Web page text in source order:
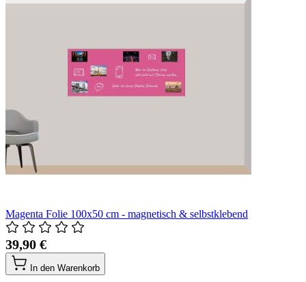
Magenta Folie 100x50 cm - magnetisch & selbstklebend
39,90 €
In den Warenkorb